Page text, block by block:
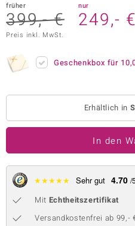
Collection
BY DE MELO
früher
399,- €
nur
249,- €
Preis inkl. MwSt.
Geschenkbox für
Erhältlich in
In den
★★★★★ Sehr gut 4.70 /
Mit Echtheitszertifikat
Versandkostenfrei ab 99,-